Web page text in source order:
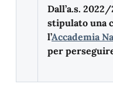
Dall’a.s.
stipulato una
l’Accademia
per